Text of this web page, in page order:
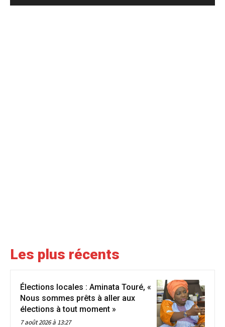
Les plus récents
Élections locales : Aminata Touré, «
Nous sommes prêts à aller aux
élections à tout moment »
7 août 2026 à 13:27